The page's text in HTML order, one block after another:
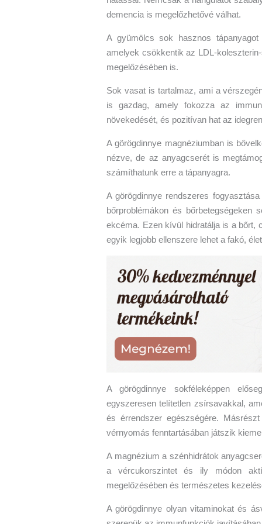
demencia is megelőzhetővé válhat.
A gyümölcs sok hasznos
amelyek csökkentik az LDL-
megelőzésében is.
Sok vasat is tartalmaz, ami a
is gazdag, amely fokozza az
növekedését, és pozitívan hat az
A görögdinnye magnéziumban is
nézve, de az anyagcserét is
számíthatunk erre a tápanyagra.
A görögdinnye rendszeres
bőrproblémákon és
ekcéma. Ezen kívül hidratálja is a bőrt,
egyik legjobb ellenszere lehet a fakó,
A görögdinnye sokféleképpen
egyszeresen telítetlen zsírsavakkal,
és érrendszer egészségére.
vérnyomás fenntartásában játszik
A magnézium a szénhidrátok
a vércukorszintet és ily módon
megelőzésében és természetes
A görögdinnye olyan vitaminokat és